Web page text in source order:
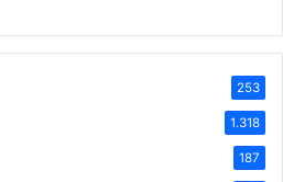
253
1.318
187